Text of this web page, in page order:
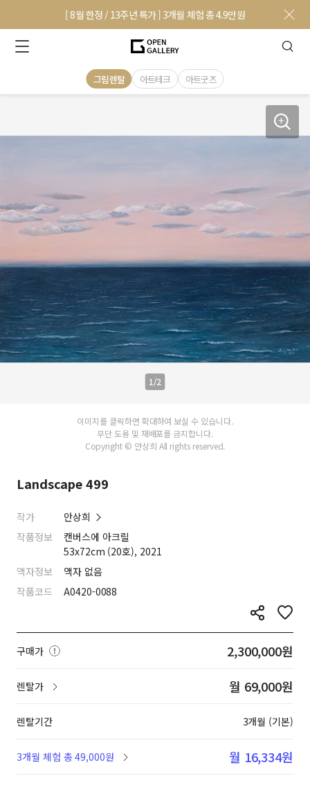
[ 8월 한정 / 13주년 특가 ] 3개월 체험 총 4.9만원
그림렌탈 아트테크 아트굿즈
1/2
이미지를 클릭하면 확대하여 보실 수 있습니다.
무단 도용 및 재배포를 금지합니다.
Copyright © 안상희 All rights reserved.
Landscape 499
작가
안상희
작품정보
캔버스에 아크릴
53x72cm (20호), 2021
액자정보
액자 없음
작품코드
A0420-0088
구매가 2,300,000원
렌탈가 월 69,000원
렌탈기간 3개월 (기본)
3개월 체험 총 49,000원 월 16,334원